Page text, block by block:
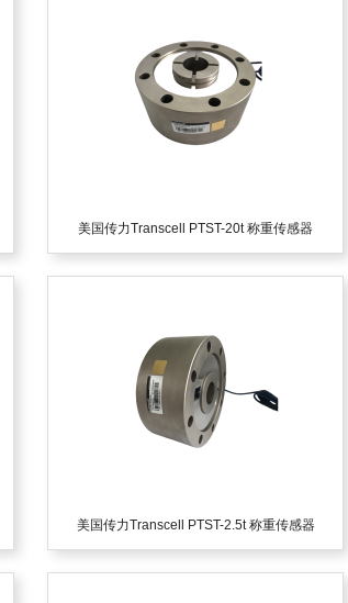
美国传力Transcell PTST-20t 称重传感器
美国传力Transcell PTST-2.5t 称重传感器